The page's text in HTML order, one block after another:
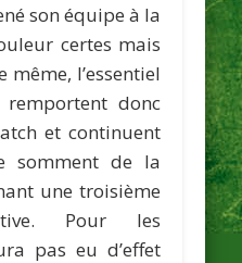
son équipe à la
certes mais
l’essentiel
remportent donc
et continuent
somment de la
une troisième
Pour les
pas eu d’effet